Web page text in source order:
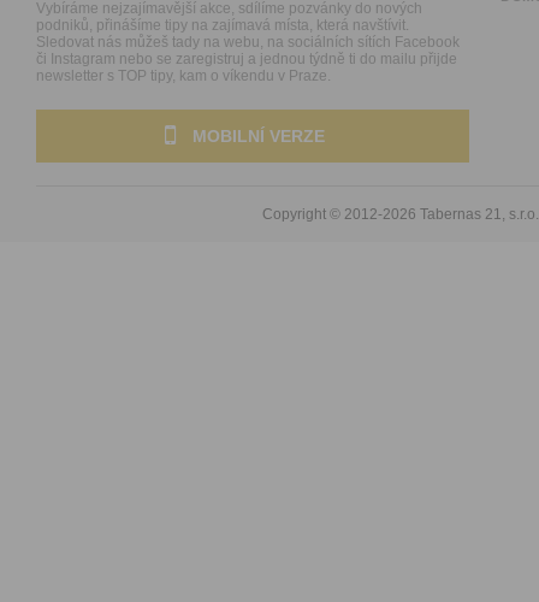
Vybíráme nejzajímavější akce, sdílíme pozvánky do nových
podniků, přinášíme tipy na zajímavá místa, která navštívit.
Sledovat nás můžeš tady na webu, na sociálních sítích Facebook
či Instagram nebo se zaregistruj a jednou týdně ti do mailu přijde
newsletter s TOP tipy, kam o víkendu v Praze.
MOBILNÍ VERZE
Copyright © 2012-2026 Tabernas 21, s.r.o.